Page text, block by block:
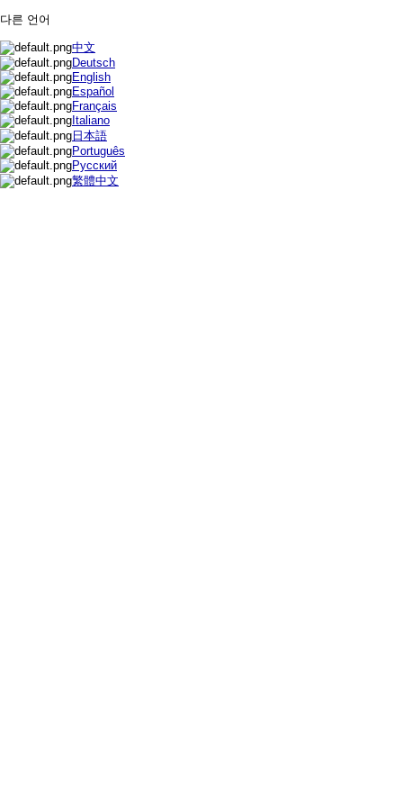
다른 언어
中文
Deutsch
English
Español
Français
Italiano
日本語
Português
Русский
繁體中文